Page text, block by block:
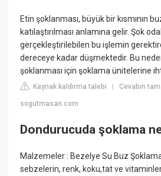
Etin şoklanması, büyük bir kısmının
katılaştırılması anlamına gelir. Şok
gerçekleştirilebilen bu işlemin
dereceye kadar düşmektedir. Bu
şoklanması için şoklama ünitelerine
Kaynak kaldırma talebi |Cevabın
sogutmasan.com
Dondurucuda şoklama
Malzemeler : Bezelye Su Buz
sebzelerin, renk, koku,tat ve